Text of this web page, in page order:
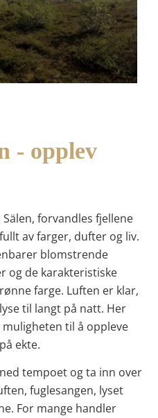
- opplev
forvandles fjellene
av farger, dufter og liv.
blomstrende
og de karakteristiske
farge. Luften er klar,
til langt på natt. Her
til å oppleve
ekte.
tempoet og ta inn over
fuglesangen, lyset
For mange handler